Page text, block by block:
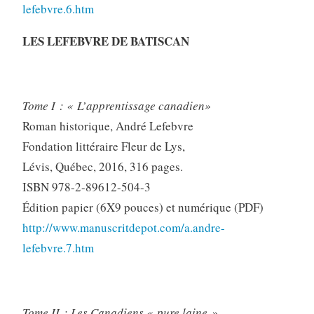
lefebvre.6.htm
LES LEFEBVRE DE BATISCAN
Tome I : « L’apprentissage canadien»
Roman historique, André Lefebvre
Fondation littéraire Fleur de Lys,
Lévis, Québec, 2016, 316 pages.
ISBN 978-2-89612-504-3
Édition papier (6X9 pouces) et numérique (PDF)
http://www.manuscritdepot.com/a.andre-
lefebvre.7.htm